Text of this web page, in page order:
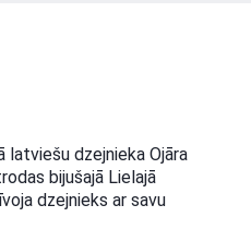
latviešu dzejnieka Ojāra
bijušajā Lielajā
dzejnieks ar savu